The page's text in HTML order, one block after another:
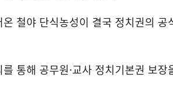
철야 단식농성이 결국 정치권의 공
통해 공무원·교사 정치기본권 보장